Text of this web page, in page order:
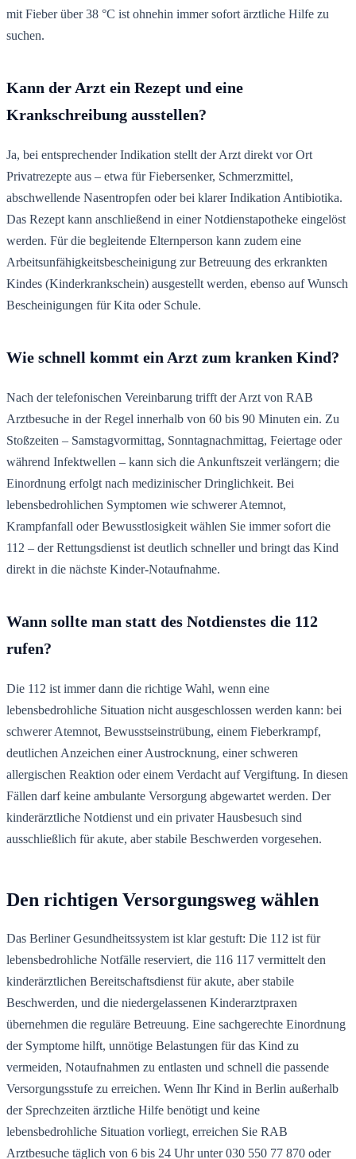
mit Fieber über 38 °C ist ohnehin immer sofort ärztliche Hilfe zu
suchen.
Kann der Arzt ein Rezept und eine
Krankschreibung ausstellen?
Ja, bei entsprechender Indikation stellt der Arzt direkt vor Ort
Privatrezepte aus – etwa für Fiebersenker, Schmerzmittel,
abschwellende Nasentropfen oder bei klarer Indikation Antibiotika.
Das Rezept kann anschließend in einer Notdienstapotheke eingelöst
werden. Für die begleitende Elternperson kann zudem eine
Arbeitsunfähigkeitsbescheinigung zur Betreuung des erkrankten
Kindes (Kinderkrankschein) ausgestellt werden, ebenso auf Wunsch
Bescheinigungen für Kita oder Schule.
Wie schnell kommt ein Arzt zum kranken Kind?
Nach der telefonischen Vereinbarung trifft der Arzt von RAB
Arztbesuche in der Regel innerhalb von 60 bis 90 Minuten ein. Zu
Stoßzeiten – Samstagvormittag, Sonntagnachmittag, Feiertage oder
während Infektwellen – kann sich die Ankunftszeit verlängern; die
Einordnung erfolgt nach medizinischer Dringlichkeit. Bei
lebensbedrohlichen Symptomen wie schwerer Atemnot,
Krampfanfall oder Bewusstlosigkeit wählen Sie immer sofort die
112 – der Rettungsdienst ist deutlich schneller und bringt das Kind
direkt in die nächste Kinder-Notaufnahme.
Wann sollte man statt des Notdienstes die 112
rufen?
Die 112 ist immer dann die richtige Wahl, wenn eine
lebensbedrohliche Situation nicht ausgeschlossen werden kann: bei
schwerer Atemnot, Bewusstseinstrübung, einem Fieberkrampf,
deutlichen Anzeichen einer Austrocknung, einer schweren
allergischen Reaktion oder einem Verdacht auf Vergiftung. In diesen
Fällen darf keine ambulante Versorgung abgewartet werden. Der
kinderärztliche Notdienst und ein privater Hausbesuch sind
ausschließlich für akute, aber stabile Beschwerden vorgesehen.
Den richtigen Versorgungsweg wählen
Das Berliner Gesundheitssystem ist klar gestuft: Die 112 ist für
lebensbedrohliche Notfälle reserviert, die 116 117 vermittelt den
kinderärztlichen Bereitschaftsdienst für akute, aber stabile
Beschwerden, und die niedergelassenen Kinderarztpraxen
übernehmen die reguläre Betreuung. Eine sachgerechte Einordnung
der Symptome hilft, unnötige Belastungen für das Kind zu
vermeiden, Notaufnahmen zu entlasten und schnell die passende
Versorgungsstufe zu erreichen. Wenn Ihr Kind in Berlin außerhalb
der Sprechzeiten ärztliche Hilfe benötigt und keine
lebensbedrohliche Situation vorliegt, erreichen Sie RAB
Arztbesuche täglich von 6 bis 24 Uhr unter 030 550 77 870 oder